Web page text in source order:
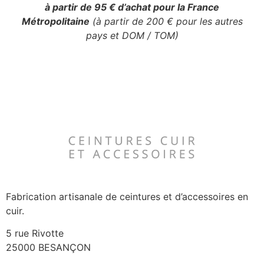
à partir de 95 € d’achat pour la France
Métropolitaine (à partir de 200 € pour les autres
pays et DOM / TOM)
Fabrication artisanale de ceintures et d’accessoires en
cuir.
5 rue Rivotte
25000 BESANÇON